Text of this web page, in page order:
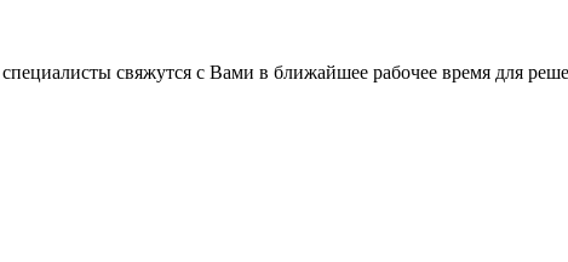
свяжутся с Вами в ближайшее рабочее время для